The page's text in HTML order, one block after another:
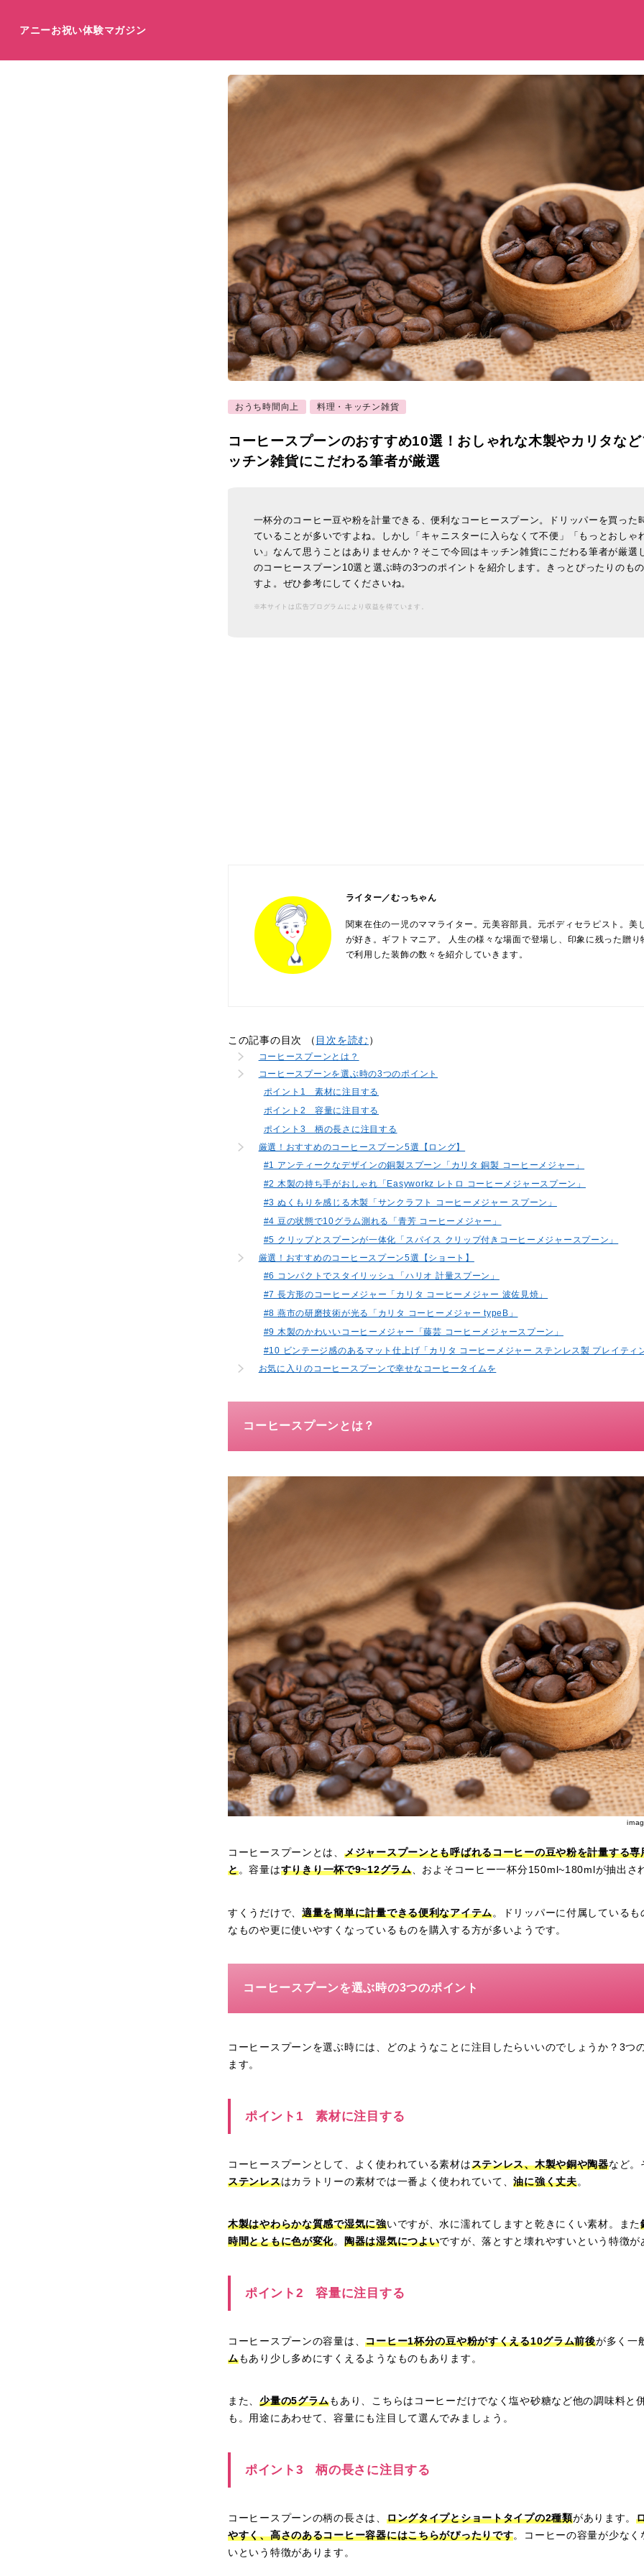
アニーお祝い体験マガジン
おうち時間向上 料理・キッチン雑貨
コーヒースプーンのおすすめ10選！おしゃれな木製やカリタな
ッチン雑貨にこだわる筆者が厳選
一杯分のコーヒー豆や粉を計量できる、便利なコーヒースプーン。ドリッパーを買った
ていることが多いですよね。しかし「キャニスターに入らなくて不便」「もっとおしゃ
い」なんて思うことはありませんか？そこで今回はキッチン雑貨にこだわる筆者が厳選
のコーヒースプーン10選と選ぶ時の3つのポイントを紹介します。きっとぴったりのも
すよ。ぜひ参考にしてくださいね。
※本サイトは広告プログラムにより収益を得ています。
ライター／むっちゃん
関東在住の一児のママライター。元美容部員。元ボディセラピスト。美
が好き。ギフトマニア。 人生の様々な場面で登場し、印象に残った贈り
で利用した装飾の数々を紹介していきます。
この記事の目次 （ 目次を読む ）
コーヒースプーンとは？
コーヒースプーンを選ぶ時の3つのポイント
ポイント1 素材に注目する
ポイント2 容量に注目する
ポイント3 柄の長さに注目する
厳選！おすすめのコーヒースプーン5選【ロング】
#1 アンティークなデザインの銅製スプーン「カリタ 銅製 コーヒーメジャー」
#2 木製の持ち手がおしゃれ「Easyworkz レトロ コーヒーメジャースプーン」
#3 ぬくもりを感じる木製「サンクラフト コーヒーメジャー スプーン」
#4 豆の状態で10グラム測れる「青芳 コーヒーメジャー」
#5 クリップとスプーンが一体化「スパイス クリップ付きコーヒーメジャースプーン」
厳選！おすすめのコーヒースプーン5選【ショート】
#6 コンパクトでスタイリッシュ「ハリオ 計量スプーン」
#7 長方形のコーヒーメジャー「カリタ コーヒーメジャー 波佐見焼」
#8 燕市の研磨技術が光る「カリタ コーヒーメジャー typeB」
#9 木製のかわいいコーヒーメジャー「藤芸 コーヒーメジャースプーン」
#10 ビンテージ感のあるマット仕上げ「カリタ コーヒーメジャー ステンレス製 プレイティ
お気に入りのコーヒースプーンで幸せなコーヒータイムを
コーヒースプーンとは？
コーヒースプーンとは、 メジャースプーンとも呼ばれるコーヒーの豆や粉を計量する
と。容量はすりきり一杯で9~12グラム、およそコーヒー一杯分150ml~180mlが抽出さ
すくうだけで、適量を簡単に計量できる便利なアイテム。ドリッパーに付属している
なものや更に使いやすくなっているものを購入する方が多いようです。
コーヒースプーンを選ぶ時の3つのポイント
コーヒースプーンを選ぶ時には、どのようなことに注目したらいいのでしょうか？3つ
ます。
ポイント1 素材に注目する
コーヒースプーンとして、よく使われている素材はステンレス、木製や銅や陶器など。
ステンレスはカラトリーの素材では一番よく使われていて、油に強く丈夫。
木製はやわらかな質感で湿気に強いですが、水に濡れてしますと乾きにくい素材。また
時間とともに色が変化。 陶器は湿気につよいですが、落とすと壊れやすいという特徴が
ポイント2 容量に注目する
コーヒースプーンの容量は、コーヒー1杯分の豆や粉がすくえる10グラム前後が多く一
ムもあり少し多めにすくえるようなものもあります。
また、少量の5グラムもあり、こちらはコーヒーだけでなく塩や砂糖など他の調味料と
も。用途にあわせて、容量にも注目して選んでみましょう。
ポイント3 柄の長さに注目する
コーヒースプーンの柄の長さは、 ロングタイプとショートタイプの2種類があります。
やすく、高さのあるコーヒー容器にはこちらがぴったりです。コーヒーの容量が少な
いという特徴があります。